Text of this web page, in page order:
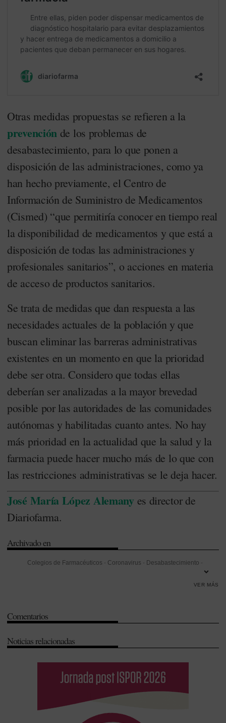
Otras medidas propuestas se refieren a la
prevención de los problemas de
desabastecimiento, para lo que ponen a
disposición de las administraciones, como ya
han hecho previamente, el Centro de
Información de Suministro de Medicamentos
(Cismed) “que permitiría conocer en tiempo real
la disponibilidad de medicamentos y que está a
disposición de todas las administraciones y
profesionales sanitarios”, o acciones en materia
de acceso de productos sanitarios.
Se trata de medidas que dan respuesta a las
necesidades actuales de la población y que
buscan eliminar las barreras administrativas
existentes en un momento en que la prioridad
debe ser otra. Considero que todas ellas
deberían ser analizadas a la mayor brevedad
posible por las autoridades de las comunidades
autónomas y habilitadas cuanto antes. No hay
más prioridad en la actualidad que la salud y la
farmacia puede hacer mucho más de lo que con
las restricciones administrativas se le deja hacer.
José María López Alemanyes director de
Diariofarma.
Archivado en
Colegios de Farmacéuticos - Coronavirus - Desabastecimiento -
VER MÁS
Comentarios
Noticias relacionadas